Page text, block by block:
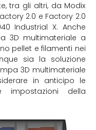
tra gli altri, da Modix
2.0 e Factory 2.0
Industrial X. Anche
3D multimateriale a
pellet e filamenti nei
sia la soluzione
3D multimateriale
in anticipo le
della